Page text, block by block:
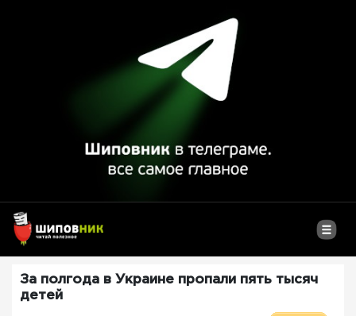
За полгода в Украине пропали пять тысяч
детей